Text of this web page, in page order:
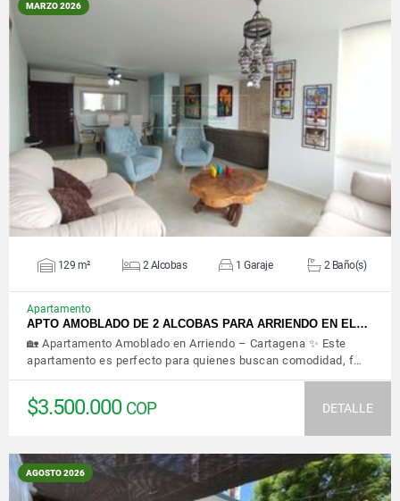
MARZO 2026
VER DETALLES
129 m² 2 Alcobas 1 Garaje 2 Baño(s)
Apartamento
APTO AMOBLADO DE 2 ALCOBAS PARA ARRIENDO EN EL…
🏡 Apartamento Amoblado en Arriendo – Cartagena ✨ Este
apartamento es perfecto para quienes buscan comodidad, f…
$3.500.000 COP DETALLE
AGOSTO 2026